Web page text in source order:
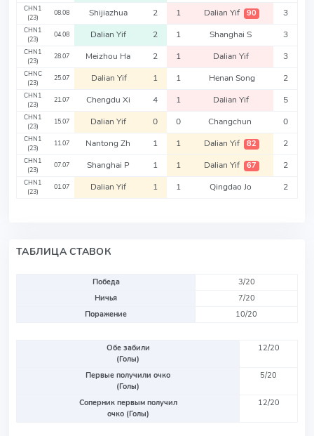
CHN1
(23)
08.08 Shijiazhua 2 1 Dalian Yif 90 3
CHN1
(23)
04.08 Dalian Yif 2 1 Shanghai S 3
CHN1
(23)
28.07 Meizhou Ha 2 1 Dalian Yif 3
CHNC
(23)
25.07 Dalian Yif 1 1 Henan Song 2
CHN1
(23)
21.07 Chengdu Xi 4 1 Dalian Yif 5
CHN1
(23)
15.07 Dalian Yif 0 0 Changchun 0
CHN1
(23)
11.07 Nantong Zh 1 1 Dalian Yif 82 2
CHN1
(23)
07.07 Shanghai P 1 1 Dalian Yif 67 2
CHN1
(23)
01.07 Dalian Yif 1 1 Qingdao Jo 2
ТАБЛИЦА СТАВОК
Победа
3/20
Ничья
7/20
Поражение
10/20
Обе забили
(Голы)
12/20
Первые получили очко
(Голы)
5/20
Соперник первым получил
очко (Голы)
12/20